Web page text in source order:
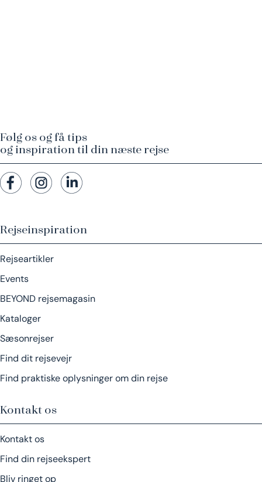
Rejseinspiration
Rejseartikler
Events
BEYOND rejsemagasin
Kataloger
Sæsonrejser
Find dit rejsevejr
Find praktiske oplysninger om din rejse
Kontakt os
Kontakt os
Find din rejseekspert
Bliv ringet op
Følg os og få tips
og inspiration til din næste rejse